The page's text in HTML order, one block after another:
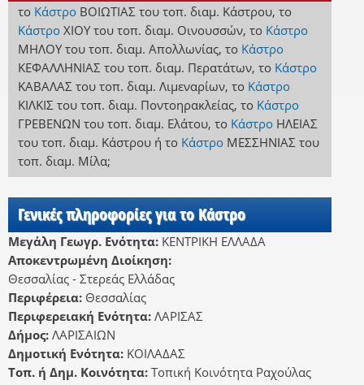
το Κάστρο ΒΟΙΩΤΙΑΣ του τοπ. διαμ. Κάστρου, το
Κάστρο ΧΙΟΥ του τοπ. διαμ. Οινουσσών, το Κάστρο
ΜΗΛΟΥ του τοπ. διαμ. Απολλωνίας, το Κάστρο
ΚΕΦΑΛΛΗΝΙΑΣ του τοπ. διαμ. Περατάτων, το Κάστρο
ΚΑΒΑΛΑΣ του τοπ. διαμ. Λιμεναρίων, το Κάστρο
ΚΙΛΚΙΣ του τοπ. διαμ. Ποντοηρακλείας, το Κάστρο
ΓΡΕΒΕΝΩΝ του τοπ. διαμ. Ελάτου, το Κάστρο ΗΛΕΙΑΣ
του τοπ. διαμ. Κάστρουή το Κάστρο ΜΕΣΣΗΝΙΑΣ του
τοπ. διαμ. Μίλα;
Γενικές πληροφορίες για το Κάστρο
Μεγάλη Γεωγρ. Ενότητα: ΚΕΝΤΡΙΚΗ ΕΛΛΑΔΑ
Αποκεντρωμένη Διοίκηση:
Θεσσαλίας - Στερεάς Ελλάδας
Περιφέρεια: Θεσσαλίας
Περιφερειακή Ενότητα: ΛΑΡΙΣΑΣ
Δήμος: ΛΑΡΙΣΑΙΩΝ
Δημοτική Ενότητα: ΚΟΙΛΑΔΑΣ
Τοπ. ή Δημ. Κοινότητα: Τοπική Κοινότητα Ραχούλας